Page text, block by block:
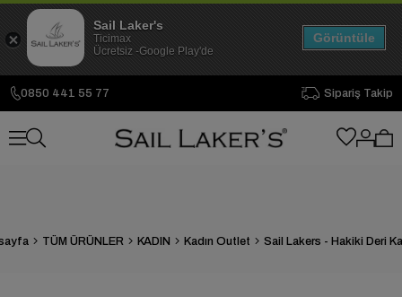
0850 441 55 77 Sipariş Takip
TÜM ÜRÜNLER KADIN Kadın Outlet
Sail Laker's
Ticimax
Ücretsiz -Google Play'de
Görüntüle